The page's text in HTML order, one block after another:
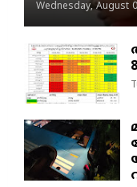
Wednesday, August